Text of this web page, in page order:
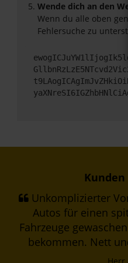
Wende dich an den
Wenn du alle oben
Fehlersuche zu
Unkomplizierter
Autos für einen
Fahrzeuge
bekommen. Nett